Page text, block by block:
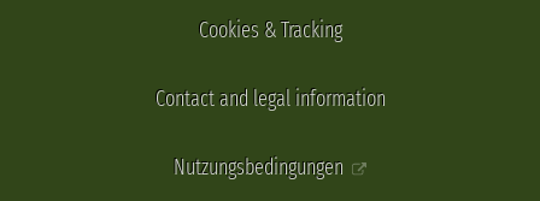
Cookies & Tracking
Contact and legal information
Nutzungsbedingungen